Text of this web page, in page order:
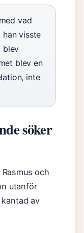
vad
visste
blev
blev en
inte
söker
och
utanför
av